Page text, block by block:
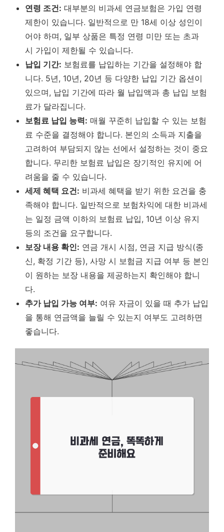
연령 조건: 대부분의 비과세 연금보험은 가입 연령
제한이 있습니다. 일반적으로 만 18세 이상 성인이
어야 하며, 일부 상품은 특정 연령 미만 또는 초과
시 가입이 제한될 수 있습니다.
납입 기간: 보험료를 납입하는 기간을 설정해야 합
니다. 5년, 10년, 20년 등 다양한 납입 기간 옵션이
있으며, 납입 기간에 따라 월 납입액과 총 납입 보험
료가 달라집니다.
보험료 납입 능력: 매월 꾸준히 납입할 수 있는 보험
료 수준을 결정해야 합니다. 본인의 소득과 지출을
고려하여 부담되지 않는 선에서 설정하는 것이 중요
합니다. 무리한 보험료 납입은 장기적인 유지에 어
려움을 줄 수 있습니다.
세제 혜택 요건: 비과세 혜택을 받기 위한 요건을 충
족해야 합니다. 일반적으로 보험차익에 대한 비과세
는 일정 금액 이하의 보험료 납입, 10년 이상 유지
등의 조건을 요구합니다.
보장 내용 확인: 연금 개시 시점, 연금 지급 방식(종
신, 확정 기간 등), 사망 시 보험금 지급 여부 등 본인
이 원하는 보장 내용을 제공하는지 확인해야 합니
다.
추가 납입 가능 여부: 여유 자금이 있을 때 추가 납입
을 통해 연금액을 늘릴 수 있는지 여부도 고려하면
좋습니다.